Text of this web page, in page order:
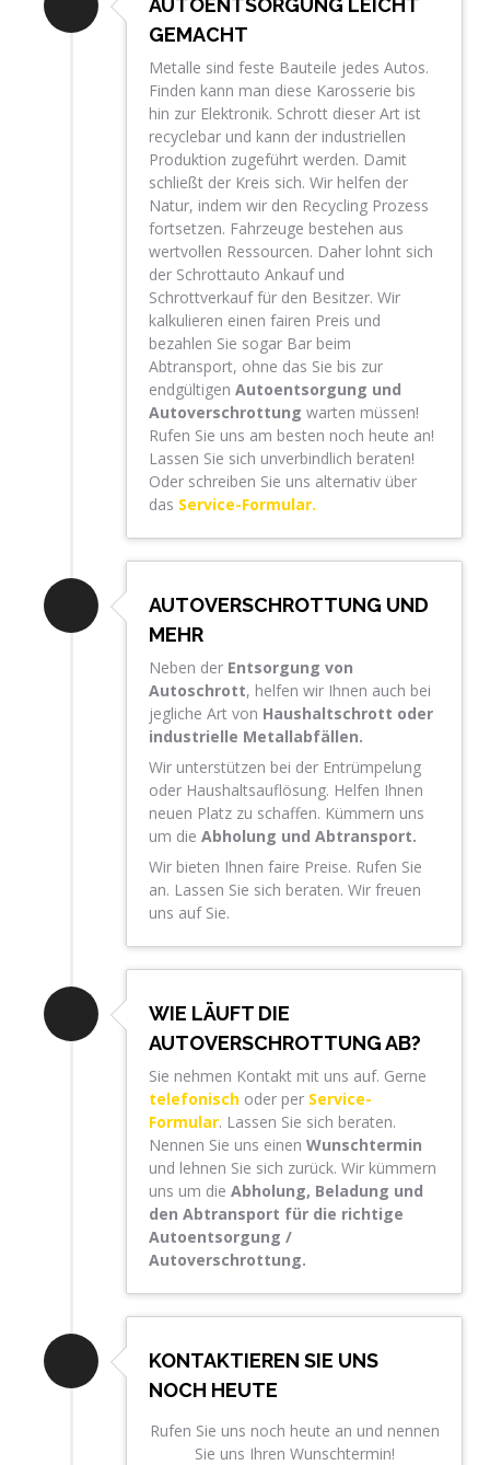
AUTOENTSORGUNG LEICHT
GEMACHT
Metalle sind feste Bauteile jedes Autos.
Finden kann man diese Karosserie bis
hin zur Elektronik. Schrott dieser Art ist
recyclebar und kann der industriellen
Produktion zugeführt werden. Damit
schließt der Kreis sich. Wir helfen der
Natur, indem wir den Recycling Prozess
fortsetzen. Fahrzeuge bestehen aus
wertvollen Ressourcen. Daher lohnt sich
der Schrottauto Ankauf und
Schrottverkauf für den Besitzer. Wir
kalkulieren einen fairen Preis und
bezahlen Sie sogar Bar beim
Abtransport, ohne das Sie bis zur
endgültigen Autoentsorgung und
Autoverschrottung warten müssen!
Rufen Sie uns am besten noch heute an!
Lassen Sie sich unverbindlich beraten!
Oder schreiben Sie uns alternativ über
das Service-Formular.
AUTOVERSCHROTTUNG UND
MEHR
Neben der Entsorgung von
Autoschrott, helfen wir Ihnen auch bei
jegliche Art von Haushaltschrott oder
industrielle Metallabfällen.
Wir unterstützen bei der Entrümpelung
oder Haushaltsauflösung. Helfen Ihnen
neuen Platz zu schaffen. Kümmern uns
um die Abholung und Abtransport.
Wir bieten Ihnen faire Preise. Rufen Sie
an. Lassen Sie sich beraten. Wir freuen
uns auf Sie.
WIE LÄUFT DIE
AUTOVERSCHROTTUNG AB?
Sie nehmen Kontakt mit uns auf. Gerne
telefonisch oder per Service-
Formular. Lassen Sie sich beraten.
Nennen Sie uns einen Wunschtermin
und lehnen Sie sich zurück. Wir kümmern
uns um die Abholung, Beladung und
den Abtransport für die richtige
Autoentsorgung /
Autoverschrottung.
KONTAKTIEREN SIE UNS
NOCH HEUTE
Rufen Sie uns noch heute an und nennen
Sie uns Ihren Wunschtermin!